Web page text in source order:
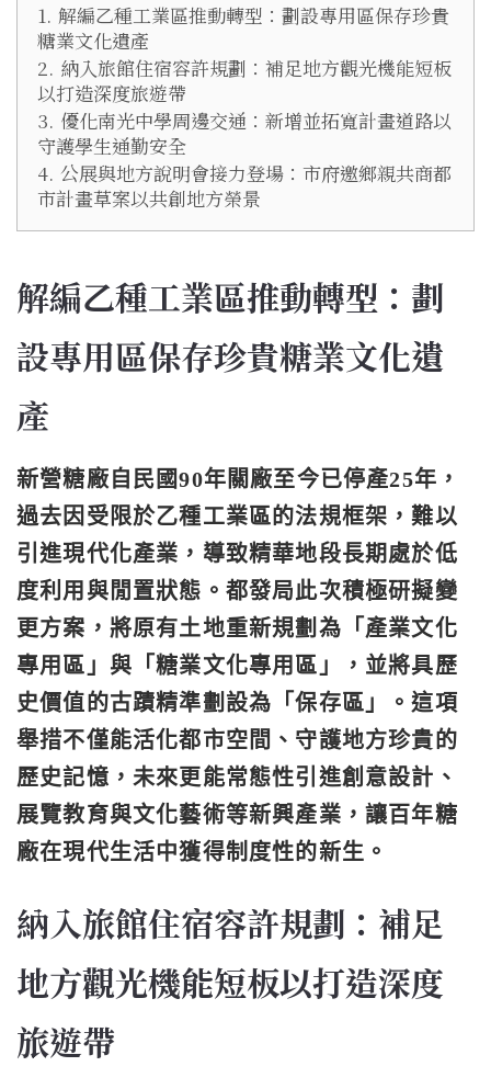
1. 解編乙種工業區推動轉型：劃設專用區保存珍貴
糖業文化遺產
2. 納入旅館住宿容許規劃：補足地方觀光機能短板
以打造深度旅遊帶
3. 優化南光中學周邊交通：新增並拓寬計畫道路以
守護學生通勤安全
4. 公展與地方說明會接力登場：市府邀鄉親共商都
市計畫草案以共創地方榮景
解編乙種工業區推動轉型：劃
設專用區保存珍貴糖業文化遺
產
新營糖廠自民國90年關廠至今已停產25年，
過去因受限於乙種工業區的法規框架，難以
引進現代化產業，導致精華地段長期處於低
度利用與閒置狀態。都發局此次積極研擬變
更方案，將原有土地重新規劃為「產業文化
專用區」與「糖業文化專用區」，並將具歷
史價值的古蹟精準劃設為「保存區」。這項
舉措不僅能活化都市空間、守護地方珍貴的
歷史記憶，未來更能常態性引進創意設計、
展覽教育與文化藝術等新興產業，讓百年糖
廠在現代生活中獲得制度性的新生。
納入旅館住宿容許規劃：補足
地方觀光機能短板以打造深度
旅遊帶